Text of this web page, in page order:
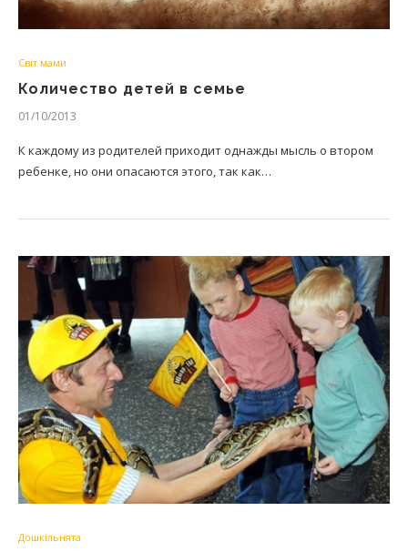
Світ мами
Количество детей в семье
01/10/2013
К каждому из родителей приходит однажды мысль о втором
ребенке, но они опасаются этого, так как…
Дошкільнята